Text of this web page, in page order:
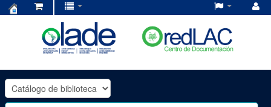
OLADE
-